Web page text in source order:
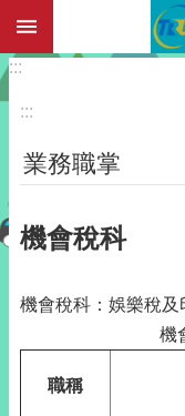
跳到主要內容區塊
:::
:::
業務職掌
機會稅科
機會稅科：娛樂稅及
職稱
機